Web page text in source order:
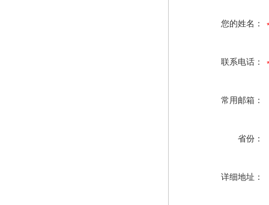
您的姓名：
联系电话：
常用邮箱：
省份：
详细地址：